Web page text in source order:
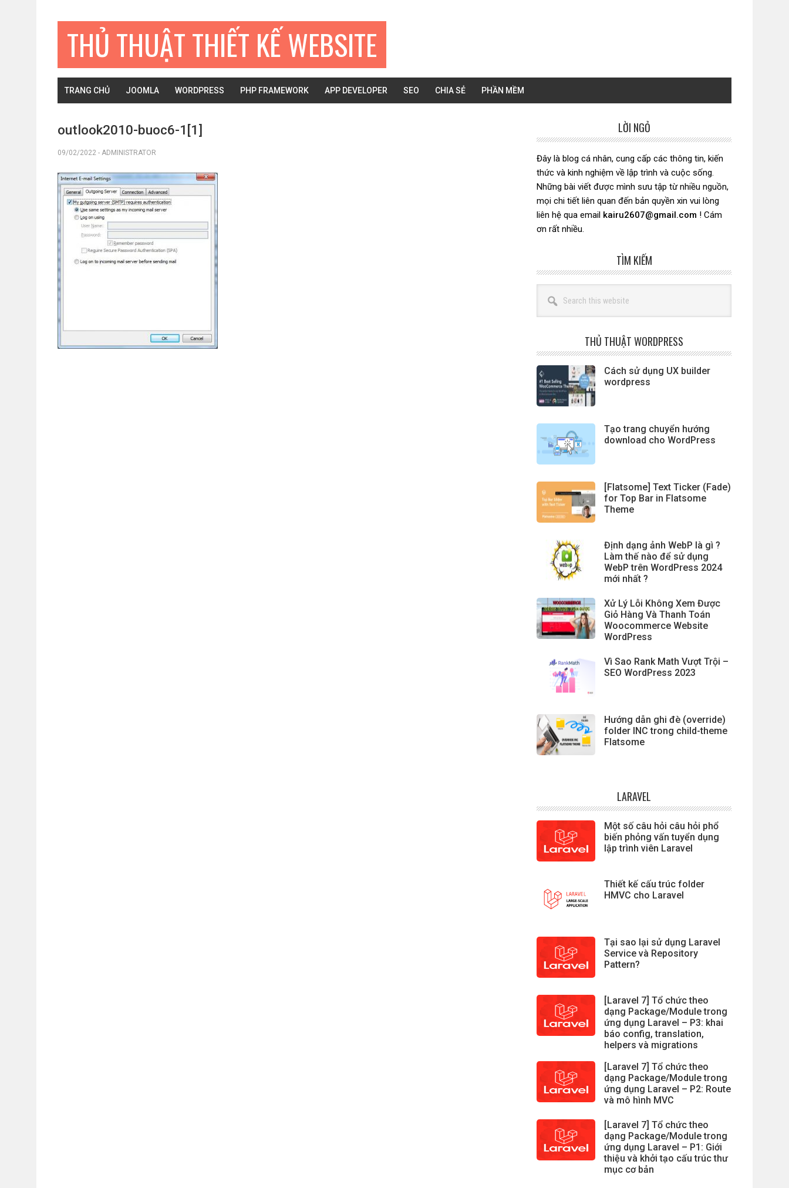
THỦ THUẬT THIẾT KẾ WEBSITE
TRANG CHỦ JOOMLA WORDPRESS PHP FRAMEWORK APP DEVELOPER SEO CHIA SẺ PHẦN MỀM
outlook2010-buoc6-1[1]
09/02/2022 - ADMINISTRATOR
chính
LỜI NGỎ
Đây là blog cá nhân, cung cấp các thông tin, kiến
thức và kinh nghiệm về lập trình và cuộc sống.
Những bài viết được mình sưu tập từ nhiều nguồn,
mọi chi tiết liên quan đến bản quyền xin vui lòng
liên hệ qua email kairu2607@gmail.com ! Cám
ơn rất nhiều.
TÌM KIẾM
this
website
THỦ THUẬT WORDPRESS
Cách sử dụng UX builder
wordpress
Tạo trang chuyển hướng
download cho WordPress
[Flatsome] Text Ticker (Fade)
for Top Bar in Flatsome
Theme
Định dạng ảnh WebP là gì ?
Làm thế nào để sử dụng
WebP trên WordPress 2024
mới nhất ?
Xử Lý Lỗi Không Xem Được
Giỏ Hàng Và Thanh Toán
Woocommerce Website
WordPress
Vì Sao Rank Math Vượt Trội –
SEO WordPress 2023
Hướng dẫn ghi đè (override)
folder INC trong child-theme
Flatsome
LARAVEL
Một số câu hỏi câu hỏi phổ
biến phỏng vấn tuyển dụng
lập trình viên Laravel
Thiết kế cấu trúc folder
HMVC cho Laravel
Tại sao lại sử dụng Laravel
Service và Repository
Pattern?
[Laravel 7] Tổ chức theo
dạng Package/Module trong
ứng dụng Laravel – P3: khai
báo config, translation,
helpers và migrations
[Laravel 7] Tổ chức theo
dạng Package/Module trong
ứng dụng Laravel – P2: Route
và mô hình MVC
[Laravel 7] Tổ chức theo
dạng Package/Module trong
ứng dụng Laravel – P1: Giới
thiệu và khởi tạo cấu trúc thư
mục cơ bản